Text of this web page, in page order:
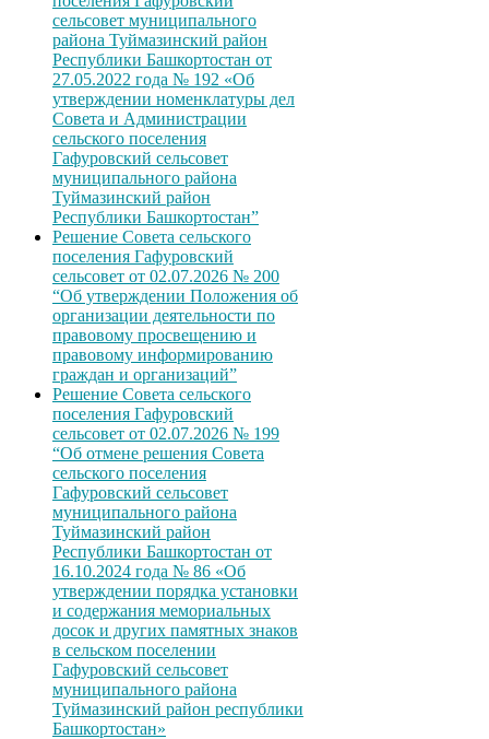
сельсовет муниципального
района Туймазинский район
Республики Башкортостан от
27.05.2022 года № 192 «Об
утверждении номенклатуры дел
Совета и Администрации
сельского поселения
Гафуровский сельсовет
муниципального района
Туймазинский район
Республики Башкортостан”
Решение Совета сельского
поселения Гафуровский
сельсовет от 02.07.2026 № 200
“Об утверждении Положения об
организации деятельности по
правовому просвещению и
правовому информированию
граждан и организаций”
Решение Совета сельского
поселения Гафуровский
сельсовет от 02.07.2026 № 199
“Об отмене решения Совета
сельского поселения
Гафуровский сельсовет
муниципального района
Туймазинский район
Республики Башкортостан от
16.10.2024 года № 86 «Об
утверждении порядка установки
и содержания мемориальных
досок и других памятных знаков
в сельском поселении
Гафуровский сельсовет
муниципального района
Туймазинский район республики
Башкортостан»